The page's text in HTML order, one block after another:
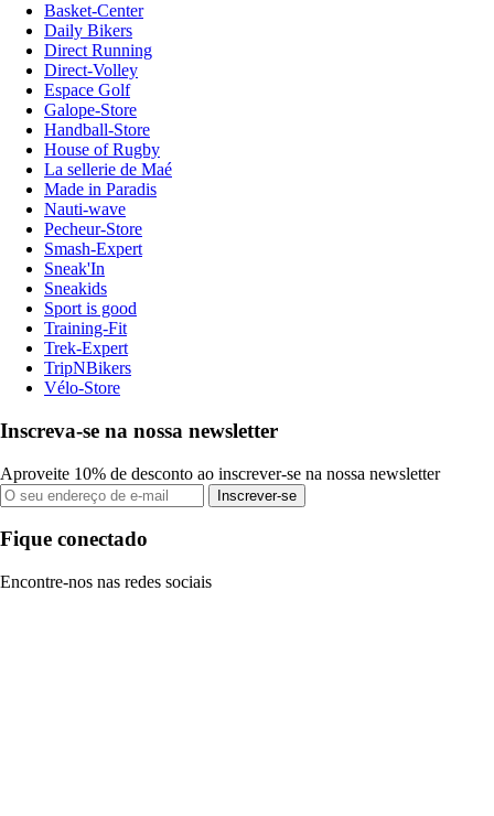
Basket-Center
Daily Bikers
Direct Running
Direct-Volley
Espace Golf
Galope-Store
Handball-Store
House of Rugby
La sellerie de Maé
Made in Paradis
Nauti-wave
Pecheur-Store
Smash-Expert
Sneak'In
Sneakids
Sport is good
Training-Fit
Trek-Expert
TripNBikers
Vélo-Store
Inscreva-se na nossa newsletter
Aproveite 10% de desconto ao inscrever-se na nossa newsletter
Inscrever-se
Fique conectado
Encontre-nos nas redes sociais